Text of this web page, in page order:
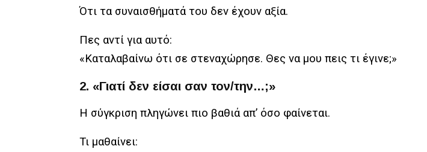
Ότι τα συναισθήματά του δεν έχουν αξία.
Πες αντί για αυτό:
«Καταλαβαίνω ότι σε στεναχώρησε. Θες να μου πεις τι έγινε;»
2. «Γιατί δεν είσαι σαν τον/την…;»
Η σύγκριση πληγώνει πιο βαθιά απ’ όσο φαίνεται.
Τι μαθαίνει: